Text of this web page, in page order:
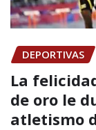
DEPORTIVAS
La
de oro le
atletismo